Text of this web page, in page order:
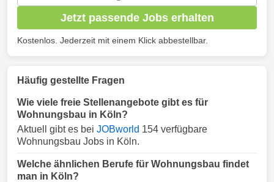
Jetzt passende Jobs erhalten
Kostenlos. Jederzeit mit einem Klick abbestellbar.
Häufig gestellte Fragen
Wie viele freie Stellenangebote gibt es für
Wohnungsbau in Köln?
Aktuell gibt es bei JOBworld 154 verfügbare
Wohnungsbau Jobs in Köln.
Welche ähnlichen Berufe für Wohnungsbau findet
man in Köln?